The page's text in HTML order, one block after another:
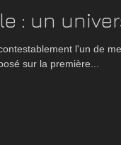
: un
l'un de
sur la première...